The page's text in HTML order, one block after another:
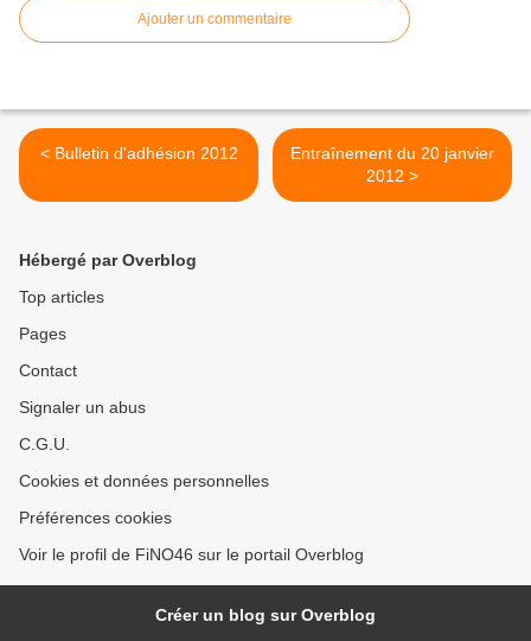
Ajouter un commentaire
< Bulletin d'adhésion 2012
Entraînement du 20 janvier
2012 >
Hébergé par Overblog
Top articles
Pages
Contact
Signaler un abus
C.G.U.
Cookies et données personnelles
Préférences cookies
Voir le profil de FiNO46 sur le portail Overblog
Créer un blog sur Overblog